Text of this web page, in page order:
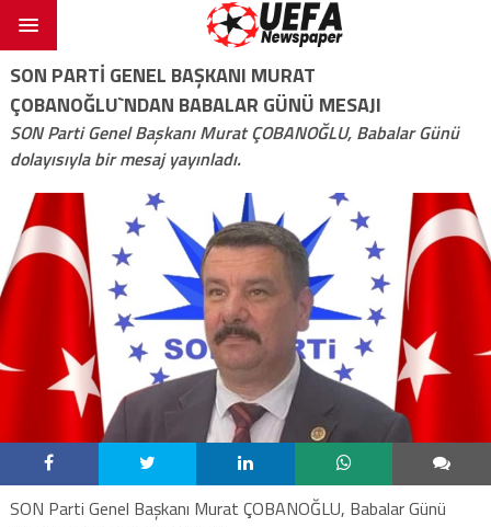
SON PARTİ GENEL BAŞKANI MURAT
ÇOBANOĞLU`NDAN BABALAR GÜNÜ MESAJI
SON Parti Genel Başkanı Murat ÇOBANOĞLU, Babalar Günü
dolayısıyla bir mesaj yayınladı.
SON Parti Genel Başkanı Murat ÇOBANOĞLU, Babalar Günü